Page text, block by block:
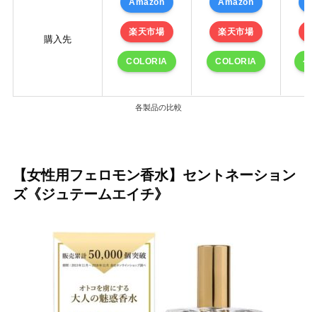
購入先
Amazon
楽天市場
COLORIA
Amazon
楽天市場
COLORIA 公
各製品の比較
【女性用フェロモン香水】セントネーション
ズ《ジュテームエイチ》